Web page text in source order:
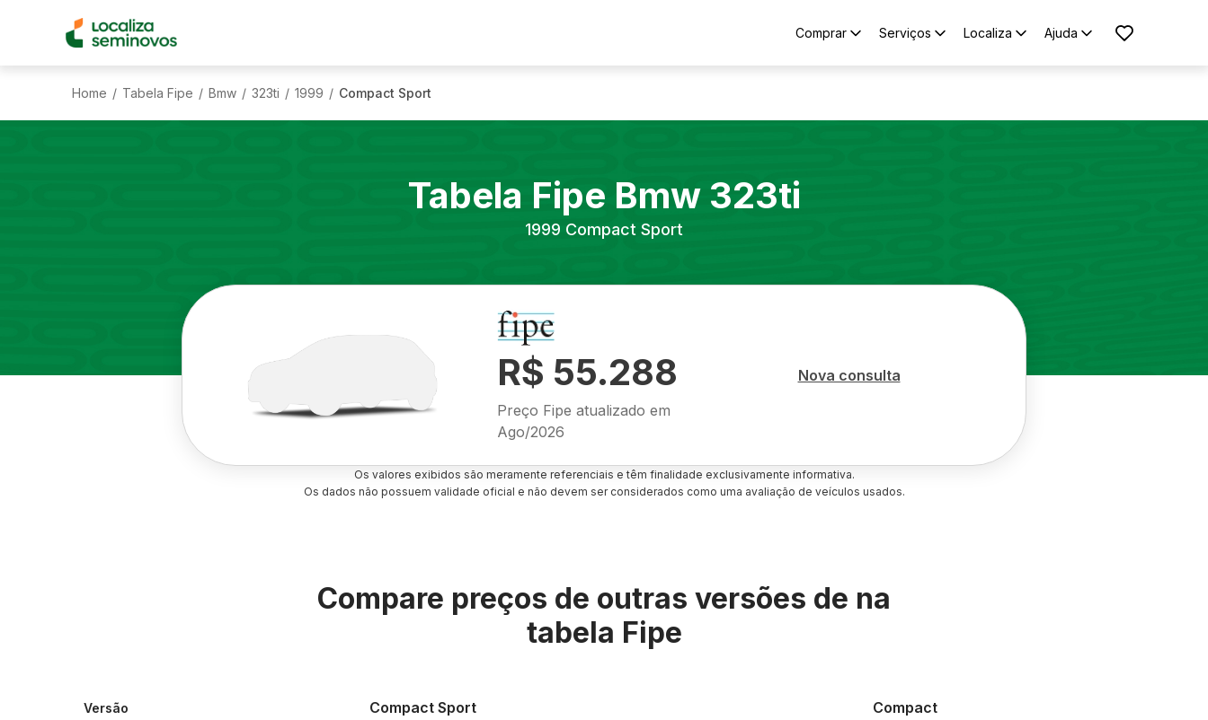
Comprar Serviços Localiza Ajuda
Home / Tabela Fipe / Bmw / 323ti / 1999 / Compact Sport
Tabela Fipe Bmw 323ti
1999 Compact Sport
R$ 55.288
Preço Fipe atualizado em
Ago/2026
Nova consulta
Os valores exibidos são meramente referenciais e têm finalidade exclusivamente informativa.
Os dados não possuem validade oficial e não devem ser considerados como uma avaliação de veículos usados.
Compare preços de outras versões de na
tabela Fipe
Versão Compact Sport Compact